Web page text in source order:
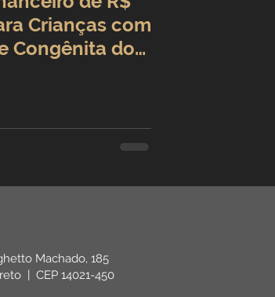
Crianças com
Congênita do
Machado, 185
| CEP 14021-450